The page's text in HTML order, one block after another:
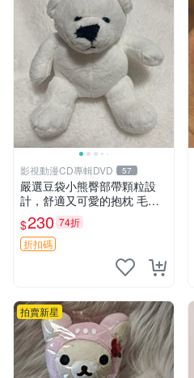
影視動漫CD專輯DVD 57
嚴選豆袋小熊臀部帶顆粒設
計，舒適又可愛的抱枕 毛絨
抱枕、臀部按摩、坐墊
$230 74折
折扣碼
拍賣新星